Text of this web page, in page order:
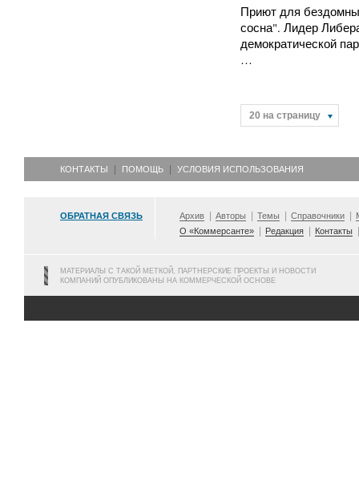
Приют для
сосна". Лидер
демократической
…
20 на страницу
КОНТАКТЫ ПОМОЩЬ УСЛОВИЯ ИСПОЛЬЗОВАНИЯ
ОБРАТНАЯ СВЯЗЬ Архив Авторы Темы Справочники
О «Коммерсанте»
Редакция Контакты
МАТЕРИАЛЫ С ТАКОЙ МЕТКОЙ, ПАРТНЕРСКИЕ ПРОЕКТЫ И НОВОСТИ
КОМПАНИЙ ОПУБЛИКОВАНЫ НА КОММЕРЧЕСКОЙ ОСНОВЕ